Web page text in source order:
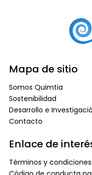
Mapa de sitio
Somos Quimtia
Sostenibilidad
Desarrollo e
Contacto
Enlace de
Términos y condiciones